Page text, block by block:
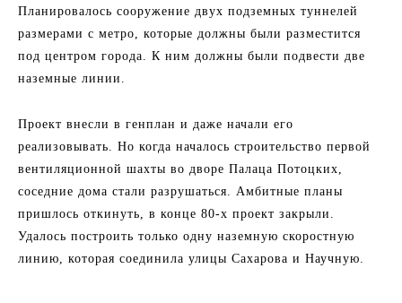
Планировалось сооружение двух подземных туннелей
размерами с метро, которые должны были разместится
под центром города. К ним должны были подвести две
наземные линии.
Проект внесли в генплан и даже начали его
реализовывать. Но когда началось строительство первой
вентиляционной шахты во дворе Палаца Потоцких,
соседние дома стали разрушаться. Амбитные планы
пришлось откинуть, в конце 80-х проект закрыли.
Удалось построить только одну наземную скоростную
линию, которая соединила улицы Сахарова и Научную.